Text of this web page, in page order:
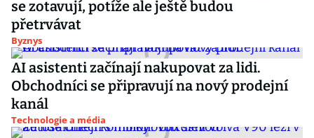
se zotavují, potíže ale ještě budou
přetrvávat
Byznys
AI asistenti začínají nakupovat za lidi.
Obchodníci se připravují na nový prodejní
kanál
Technologie a média